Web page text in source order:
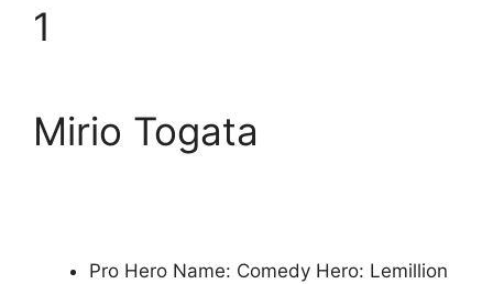
1
Mirio Togata
Pro Hero Name: Comedy Hero: Lemillion